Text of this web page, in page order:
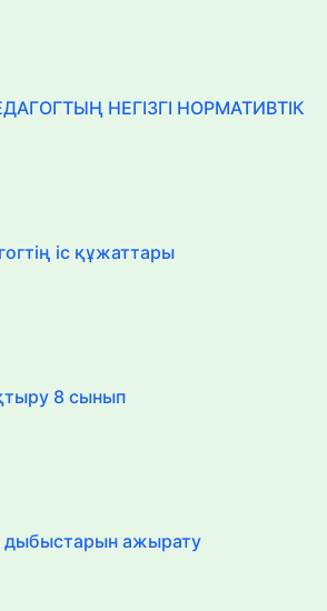
НЕГІЗГІ НОРМАТИВТІК
іс құжаттары
8 сынып
ажырату